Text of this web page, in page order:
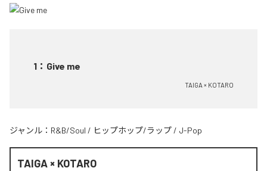
1 ： Give me
TAIGA × KOTARO
ジャンル： R&B/Soul / ヒップホップ/ラップ / J-Pop
TAIGA × KOTARO